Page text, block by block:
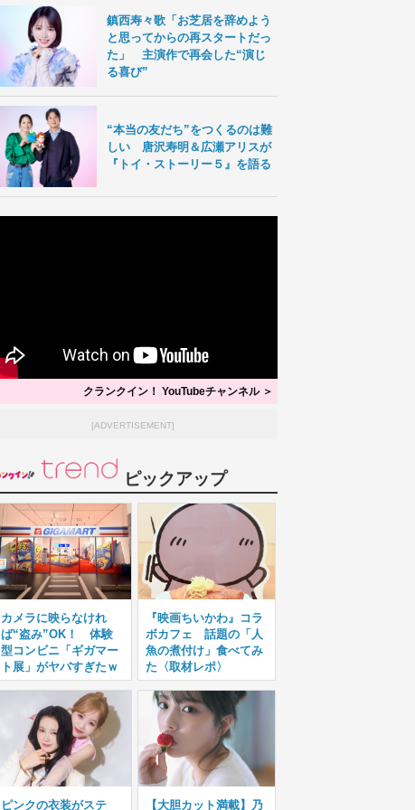
鎮西寿々歌「お芝居を辞めよう
と思ってからの再スタートだっ
た」 主演作で再会した“演じ
る喜び”
“本当の友だち”をつくるのは難
しい 唐沢寿明＆広瀬アリスが
『トイ・ストーリー５』を語る
クランクイン！ YouTubeチャンネル ＞
[ADVERTISEMENT]
ピックアップ
カメラに映らなけれ
ば“盗み”OK！ 体験
型コンビニ「ギガマー
ト展」がヤバすぎたｗ
『映画ちいかわ』コラ
ボカフェ 話題の「人
魚の煮付け」食べてみ
た〈取材レポ〉
ピンクの衣装がステ 【大胆カット満載】乃